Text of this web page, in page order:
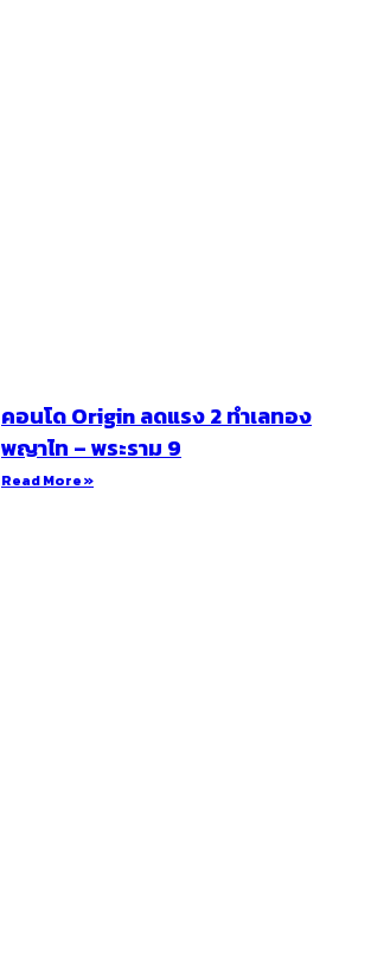
คอนโด Origin ลดแรง 2 ทำเลทอง
พญาไท – พระราม 9
Read More »